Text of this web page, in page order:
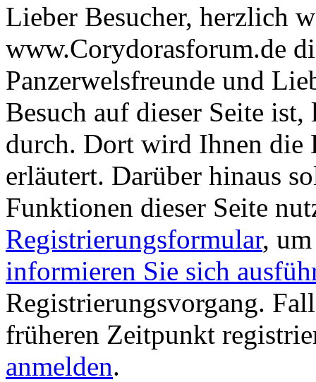
Lieber Besucher, herzlich
www.Corydorasforum.de
Panzerwelsfreunde und
Besuch auf dieser Seite
durch. Dort wird Ihnen die
erläutert. Darüber hinaus
Funktionen dieser Seite
Registrierungsformular,
informieren Sie sich
Registrierungsvorgang.
früheren Zeitpunkt
anmelden.